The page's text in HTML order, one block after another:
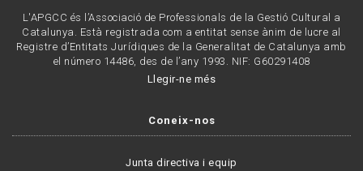
L'APGCC és l’Associació de Professionals de la Gestió Cultural a
Catalunya. Està registrada com a entitat sense ànim de lucre al
Registre d’Entitats Jurídiques de la Generalitat de Catalunya amb
el número 14486, des de l’any 1993. NIF: G60291408
Llegir-ne més
Coneix-nos
Junta directiva i equip